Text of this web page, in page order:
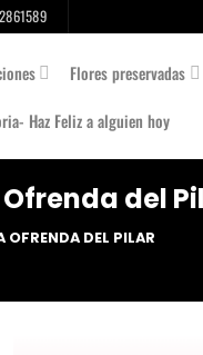
Flores preservadas
Haz Feliz a alguien hoy
del
OFRENDA DEL PILAR